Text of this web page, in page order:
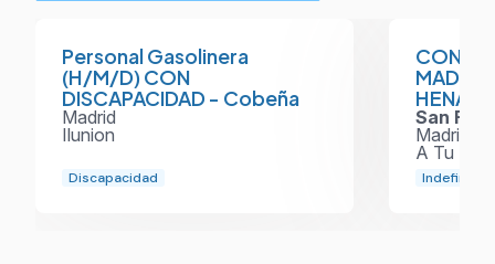
Personal Gasolinera
(H/M/D) CON
DISCAPACIDAD - Cobeña
Madrid
Ilunion
Discapacidad
San
Madrid
A Tu
Indefinido